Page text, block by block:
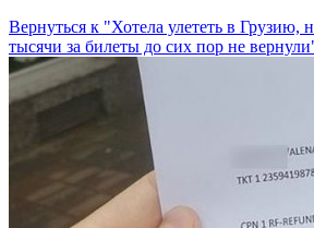
Вернуться к "Хотела улететь в Грузию,
тысячи за билеты до сих пор не